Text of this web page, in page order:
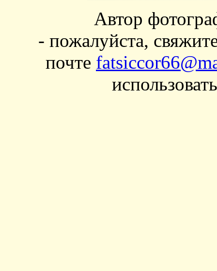
Автор
- пожалуйста,
почте